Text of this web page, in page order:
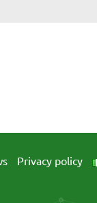
Privacy policy